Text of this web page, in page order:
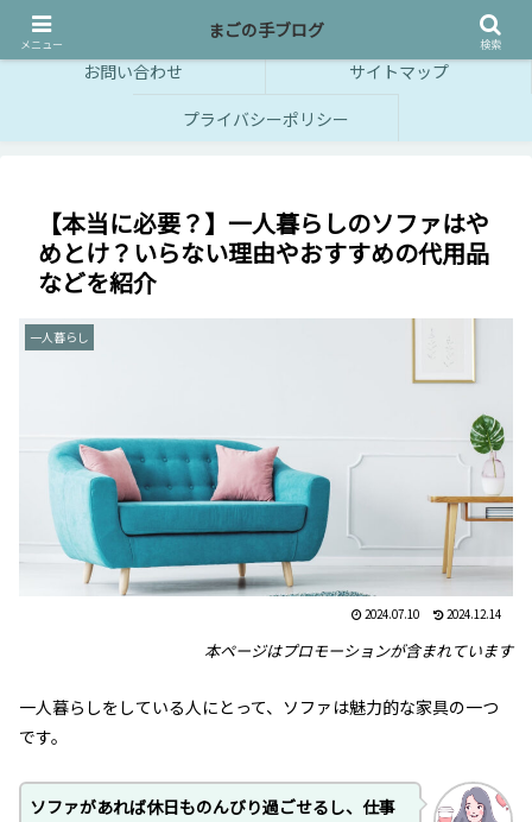
一人暮らしのかゆいところに手が届くような情報をお届け！
お問い合わせ
サイトマップ
プライバシーポリシー
【本当に必要？】一人暮らしのソファはや
めとけ？いらない理由やおすすめの代用品
などを紹介
一人暮らし
2024.07.10 2024.12.14
本ページはプロモーションが含まれています
一人暮らしをしている人にとって、ソファは魅力的な家具の一つ
です。
ソファがあれば休日ものんびり過ごせるし、仕事
メニュー
まごの手ブログ
検索